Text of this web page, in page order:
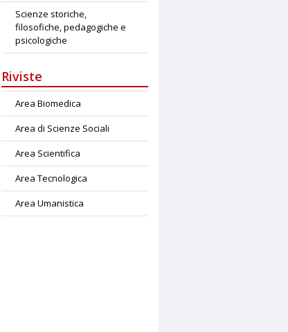
Scienze storiche,
filosofiche, pedagogiche e
psicologiche
Riviste
Area Biomedica
Area di Scienze Sociali
Area Scientifica
Area Tecnologica
Area Umanistica